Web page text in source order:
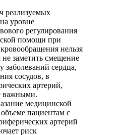
реализуемых
уровне
регулирования
помощи при
нельзя
заметить смещение
заболеваний сердца,
сосудов, в
артерий,
важными.
медицинской
пациентам с
артерий
риск